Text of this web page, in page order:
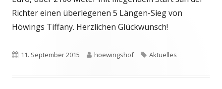
Richter einen überlegenen 5 Längen-Sieg von
Höwings Tiffany. Herzlichen Glückwunsch!
Veröffentlicht
11. September 2015 Autor
hoewingshof Schlagwörter
Aktuelles